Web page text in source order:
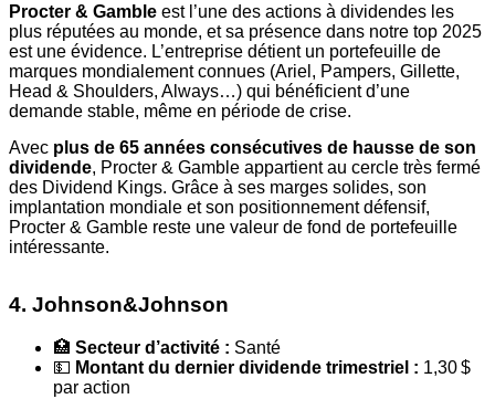
Procter & Gamble est l’une des actions à dividendes les
plus réputées au monde, et sa présence dans notre top 2025
est une évidence. L’entreprise détient un portefeuille de
marques mondialement connues (Ariel, Pampers, Gillette,
Head & Shoulders, Always…) qui bénéficient d’une
demande stable, même en période de crise.
Avec plus de 65 années consécutives de hausse de son
dividende, Procter & Gamble appartient au cercle très fermé
des Dividend Kings. Grâce à ses marges solides, son
implantation mondiale et son positionnement défensif,
Procter & Gamble reste une valeur de fond de portefeuille
intéressante.
4. Johnson&Johnson
🏥 Secteur d’activité : Santé
💵 Montant du dernier dividende trimestriel : 1,30 $
par action